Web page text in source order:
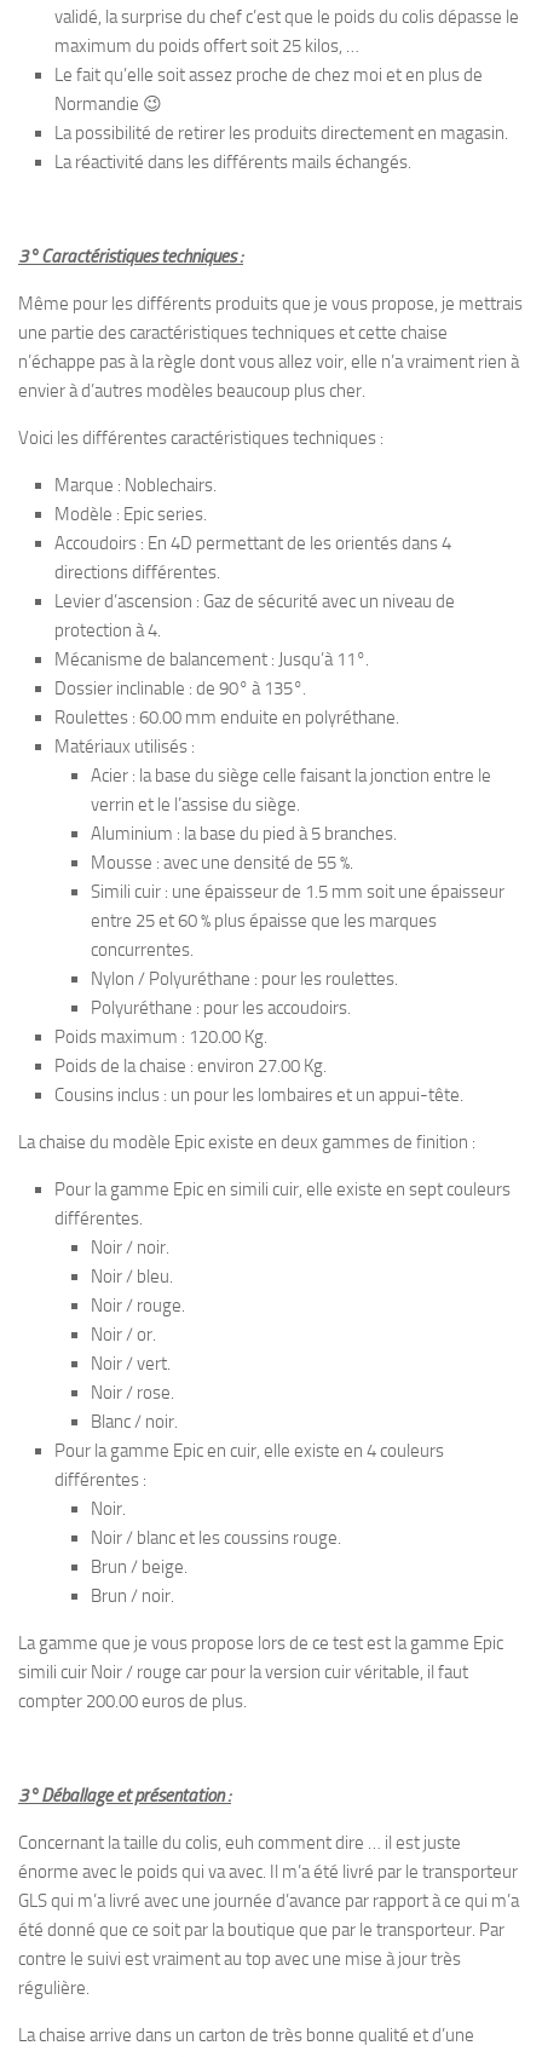
validé, la surprise du chef c’est que le poids du colis dépasse le
maximum du poids offert soit 25 kilos, …
Le fait qu’elle soit assez proche de chez moi et en plus de
Normandie 😉
La possibilité de retirer les produits directement en magasin.
La réactivité dans les différents mails échangés.
3° Caractéristiques techniques :
Même pour les différents produits que je vous propose, je mettrais
une partie des caractéristiques techniques et cette chaise
n’échappe pas à la règle dont vous allez voir, elle n’a vraiment rien à
envier à d’autres modèles beaucoup plus cher.
Voici les différentes caractéristiques techniques :
Marque : Noblechairs.
Modèle : Epic series.
Accoudoirs : En 4D permettant de les orientés dans 4
directions différentes.
Levier d’ascension : Gaz de sécurité avec un niveau de
protection à 4.
Mécanisme de balancement : Jusqu’à 11°.
Dossier inclinable : de 90° à 135°.
Roulettes : 60.00 mm enduite en polyréthane.
Matériaux utilisés :
Acier : la base du siège celle faisant la jonction entre le
verrin et le l’assise du siège.
Aluminium : la base du pied à 5 branches.
Mousse : avec une densité de 55 %.
Simili cuir : une épaisseur de 1.5 mm soit une épaisseur
entre 25 et 60 % plus épaisse que les marques
concurrentes.
Nylon / Polyuréthane : pour les roulettes.
Polyuréthane : pour les accoudoirs.
Poids maximum : 120.00 Kg.
Poids de la chaise : environ 27.00 Kg.
Cousins inclus : un pour les lombaires et un appui-tête.
La chaise du modèle Epic existe en deux gammes de finition :
Pour la gamme Epic en simili cuir, elle existe en sept couleurs
différentes.
Noir / noir.
Noir / bleu.
Noir / rouge.
Noir / or.
Noir / vert.
Noir / rose.
Blanc / noir.
Pour la gamme Epic en cuir, elle existe en 4 couleurs
différentes :
Noir.
Noir / blanc et les coussins rouge.
Brun / beige.
Brun / noir.
La gamme que je vous propose lors de ce test est la gamme Epic
simili cuir Noir / rouge car pour la version cuir véritable, il faut
compter 200.00 euros de plus.
3° Déballage et présentation :
Concernant la taille du colis, euh comment dire … il est juste
énorme avec le poids qui va avec. Il m’a été livré par le transporteur
GLS qui m’a livré avec une journée d’avance par rapport à ce qui m’a
été donné que ce soit par la boutique que par le transporteur. Par
contre le suivi est vraiment au top avec une mise à jour très
régulière.
La chaise arrive dans un carton de très bonne qualité et d’une